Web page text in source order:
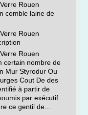
Rouen
comble laine de
Rouen
Rouen
certain nombre de
Mur Styrodur Ou
Cout De des
à partir de
par exécutif
ce gentil de...